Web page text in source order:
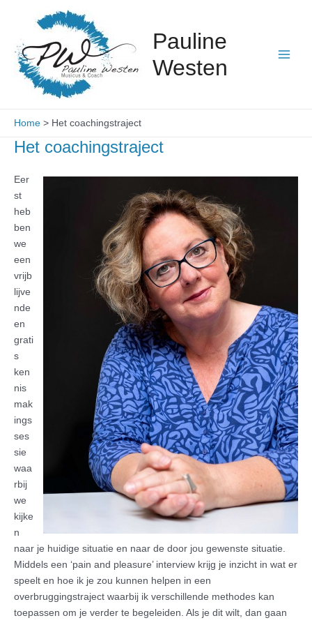
inhoud
Pauline
Westen
Home Het coachingstraject
Het coachingstraject
Eer
st
heb
ben
we
een
vrijb
lijve
nde
en
grati
s
ken
nis
mak
ings
ses
sie
waa
rbij
we
kijke
n
naar je huidige situatie en naar de door jou gewenste situatie.
Middels een ‘pain and pleasure’ interview krijg je inzicht in wat er
speelt en hoe ik je zou kunnen helpen in een
overbruggingstraject waarbij ik verschillende methodes kan
toepassen om je verder te begeleiden. Als je dit wilt, dan gaan